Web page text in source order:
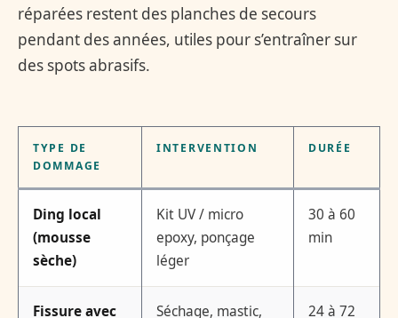
réparées restent des planches de secours
pendant des années, utiles pour s’entraîner sur
des spots abrasifs.
TYPE DE
DOMMAGE
INTERVENTION DURÉE
Ding local
(mousse
sèche)
Kit UV / micro
epoxy, ponçage
léger
30 à 60
min
Fissure avec Séchage, mastic, 24 à 72